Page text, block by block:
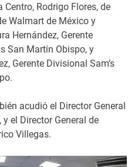
Rodrigo Flores, de
Walmart de México y
Hernández, Gerente
San Martín Obispo, y
Gerente Divisional Sam’s
acudió el Director General
el Director General de
Villegas.